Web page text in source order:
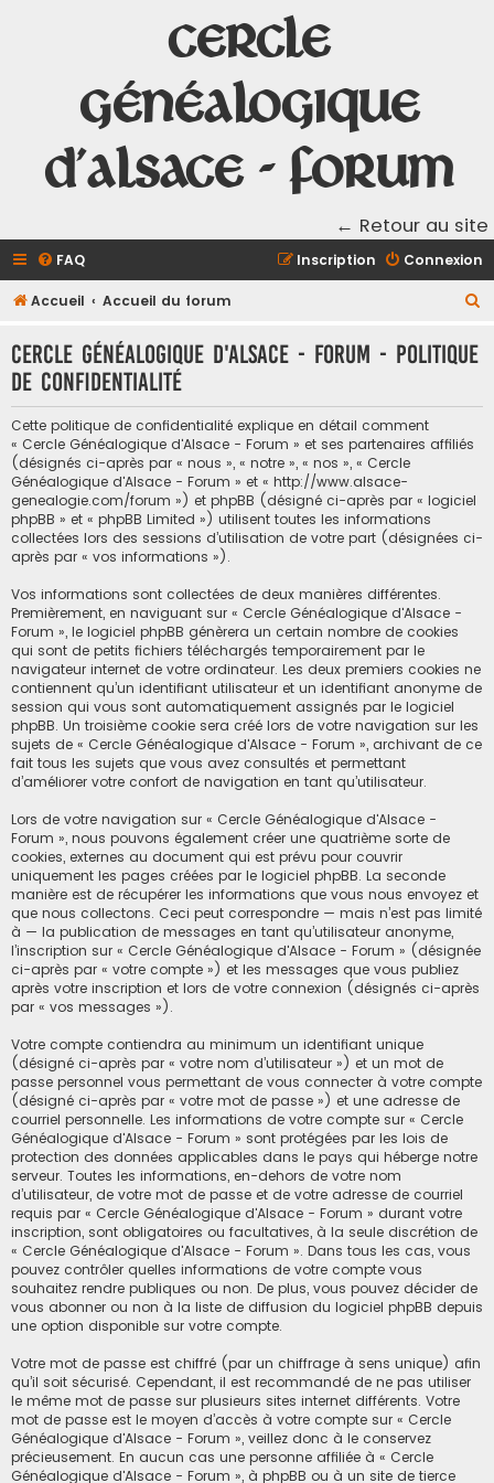
Cercle
Généalogique
d'Alsace - Forum
← Retour au site
FAQ Connexion
Inscription
Accueil Accueil du forum
Cercle Généalogique d'Alsace - Forum - Politique
de confidentialité
Cette politique de confidentialité explique en détail comment
« Cercle Généalogique d'Alsace - Forum » et ses partenaires affiliés
(désignés ci-après par « nous », « notre », « nos », « Cercle
Généalogique d'Alsace - Forum » et « http://www.alsace-
genealogie.com/forum ») et phpBB (désigné ci-après par « logiciel
phpBB » et « phpBB Limited ») utilisent toutes les informations
collectées lors des sessions d’utilisation de votre part (désignées ci-
après par « vos informations »).
Vos informations sont collectées de deux manières différentes.
Premièrement, en naviguant sur « Cercle Généalogique d'Alsace -
Forum », le logiciel phpBB génèrera un certain nombre de cookies
qui sont de petits fichiers téléchargés temporairement par le
navigateur internet de votre ordinateur. Les deux premiers cookies ne
contiennent qu’un identifiant utilisateur et un identifiant anonyme de
session qui vous sont automatiquement assignés par le logiciel
phpBB. Un troisième cookie sera créé lors de votre navigation sur les
sujets de « Cercle Généalogique d'Alsace - Forum », archivant de ce
fait tous les sujets que vous avez consultés et permettant
d’améliorer votre confort de navigation en tant qu’utilisateur.
Lors de votre navigation sur « Cercle Généalogique d'Alsace -
Forum », nous pouvons également créer une quatrième sorte de
cookies, externes au document qui est prévu pour couvrir
uniquement les pages créées par le logiciel phpBB. La seconde
manière est de récupérer les informations que vous nous envoyez et
que nous collectons. Ceci peut correspondre — mais n’est pas limité
à — la publication de messages en tant qu’utilisateur anonyme,
l’inscription sur « Cercle Généalogique d'Alsace - Forum » (désignée
ci-après par « votre compte ») et les messages que vous publiez
après votre inscription et lors de votre connexion (désignés ci-après
par « vos messages »).
Votre compte contiendra au minimum un identifiant unique
(désigné ci-après par « votre nom d’utilisateur ») et un mot de
passe personnel vous permettant de vous connecter à votre compte
(désigné ci-après par « votre mot de passe ») et une adresse de
courriel personnelle. Les informations de votre compte sur « Cercle
Généalogique d'Alsace - Forum » sont protégées par les lois de
protection des données applicables dans le pays qui héberge notre
serveur. Toutes les informations, en-dehors de votre nom
d’utilisateur, de votre mot de passe et de votre adresse de courriel
requis par « Cercle Généalogique d'Alsace - Forum » durant votre
inscription, sont obligatoires ou facultatives, à la seule discrétion de
« Cercle Généalogique d'Alsace - Forum ». Dans tous les cas, vous
pouvez contrôler quelles informations de votre compte vous
souhaitez rendre publiques ou non. De plus, vous pouvez décider de
vous abonner ou non à la liste de diffusion du logiciel phpBB depuis
une option disponible sur votre compte.
Votre mot de passe est chiffré (par un chiffrage à sens unique) afin
qu’il soit sécurisé. Cependant, il est recommandé de ne pas utiliser
le même mot de passe sur plusieurs sites internet différents. Votre
mot de passe est le moyen d’accès à votre compte sur « Cercle
Généalogique d'Alsace - Forum », veillez donc à le conservez
précieusement. En aucun cas une personne affiliée à « Cercle
Généalogique d'Alsace - Forum », à phpBB ou à un site de tierce